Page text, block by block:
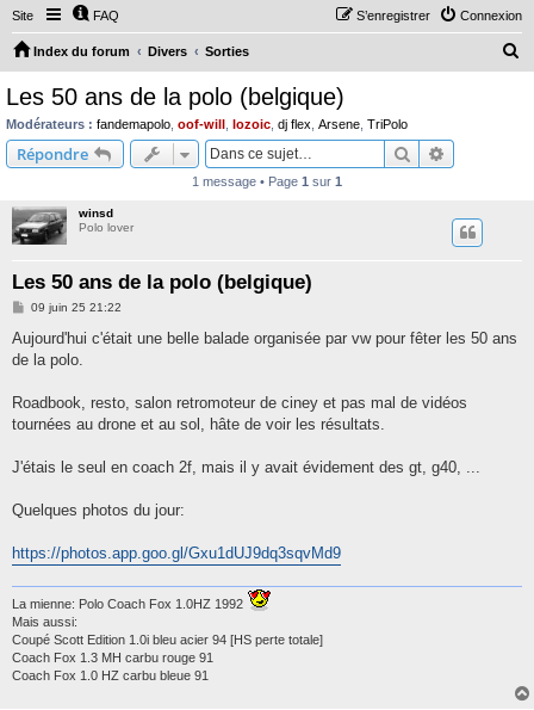
Site FAQ Connexion
S’enregistrer
Index du forum Divers Sorties
Les 50 ans de la polo (belgique)
Modérateurs : fandemapolo oof-will lozoic dj flex Arsene TriPolo
Répondre Rechercher
1 message • Page 1 sur 1
winsd
Polo lover
Les 50 ans de la polo (belgique)
M
s
s
a
09 juin 25 21:22
Aujourd'hui c'était une belle balade organisée par vw pour fêter les 50 ans
de la polo.
Roadbook, resto, salon retromoteur de ciney et pas mal de vidéos
tournées au drone et au sol, hâte de voir les résultats.
J'étais le seul en coach 2f, mais il y avait évidement des gt, g40, ...
Quelques photos du jour:
https://photos.app.goo.gl/Gxu1dUJ9dq3sqvMd9
La mienne: Polo Coach Fox 1.0HZ 1992
Mais aussi:
Coupé Scott Edition 1.0i bleu acier 94 [HS perte totale]
Coach Fox 1.3 MH carbu rouge 91
Coach Fox 1.0 HZ carbu bleue 91